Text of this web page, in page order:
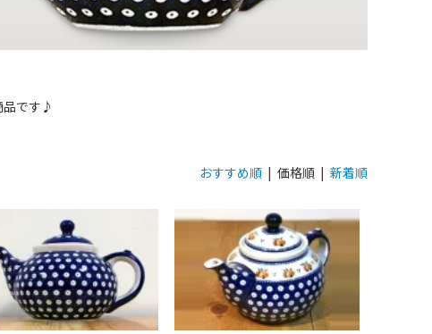
品です♪
おすすめ順 | 価格順 | 新着順